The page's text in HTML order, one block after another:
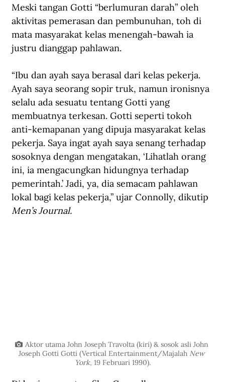
Meski tangan Gotti “berlumuran darah” oleh
aktivitas pemerasan dan pembunuhan, toh di
mata masyarakat kelas menengah-bawah ia
justru dianggap pahlawan.
“Ibu dan ayah saya berasal dari kelas pekerja.
Ayah saya seorang sopir truk, namun ironisnya
selalu ada sesuatu tentang Gotti yang
membuatnya terkesan. Gotti seperti tokoh
anti-kemapanan yang dipuja masyarakat kelas
pekerja. Saya ingat ayah saya senang terhadap
sosoknya dengan mengatakan, ‘Lihatlah orang
ini, ia mengacungkan hidungnya terhadap
pemerintah.’ Jadi, ya, dia semacam pahlawan
lokal bagi kelas pekerja,” ujar Connolly, dikutip
Men’s Journal.
Aktor utama John Joseph Travolta (kiri) & sosok asli John
Joseph Gotti Gotti (Vertical Entertainment/Majalah New
York, 19 Februari 1990).